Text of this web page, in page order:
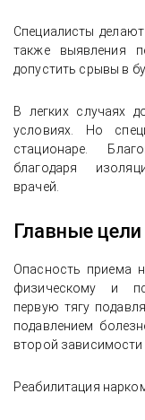
Специалисты
также выявления
допустить срывы в
В легких случаях
условиях. Но
стационаре.
благодаря
врачей.
Главные
Опасность приема
физическому и
первую тягу
подавлением
второй
Реабилитация